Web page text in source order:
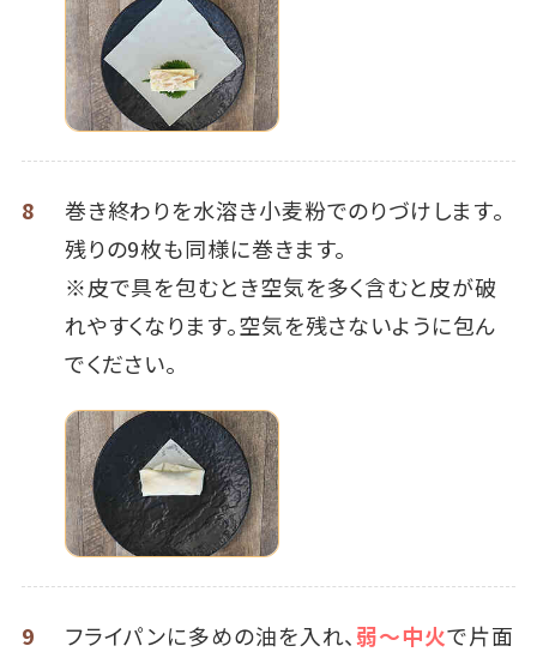
8
巻き終わりを水溶き小麦粉でのりづけします。
残りの9枚も同様に巻きます。
※皮で具を包むとき空気を多く含むと皮が破
れやすくなります。空気を残さないように包ん
でください。
9 フライパンに多めの油を入れ、弱～中火で片面